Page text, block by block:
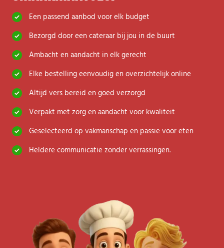
Een passend aanbod voor elk budget
Bezorgd door een cateraar bij jou in de buurt
Ambacht en aandacht in elk gerecht
Elke bestelling eenvoudig en overzichtelijk online
Altijd vers bereid en goed verzorgd
Verpakt met zorg en aandacht voor kwaliteit
Geselecteerd op vakmanschap en passie voor eten
Heldere communicatie zonder verrassingen.